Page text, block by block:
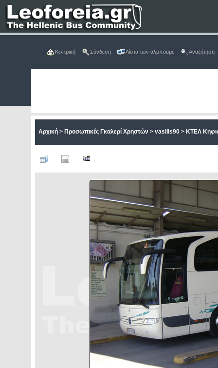
Κεντρική Σύνδεση Λίστα των άλμπουμς Αναζήτηση
Αρχική> Προσωπικές Γκαλερί Χρηστών > vasilis90> ΚΤΕΛ